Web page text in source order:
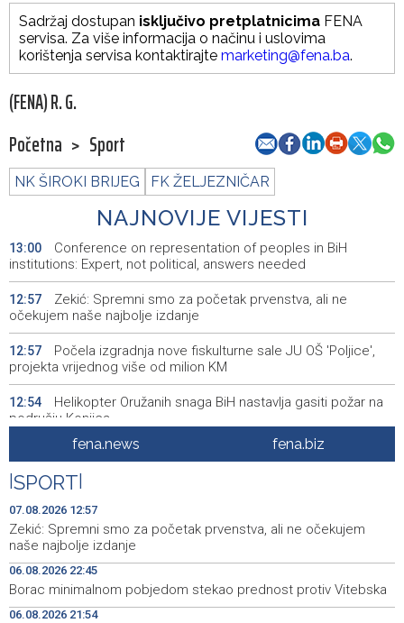
Sadržaj dostupan isključivo pretplatnicima FENA
servisa. Za više informacija o načinu i uslovima
korištenja servisa kontaktirajte marketing@fena.ba.
(FENA) R. G.
Početna > Sport
NK ŠIROKI BRIJEG FK ŽELJEZNIČAR
NAJNOVIJE VIJESTI
13:00
Conference on representation of peoples in BiH
institutions: Expert, not political, answers needed
12:57
Zekić: Spremni smo za početak prvenstva, ali ne
očekujem naše najbolje izdanje
12:57
Počela izgradnja nove fiskulturne sale JU OŠ 'Poljice',
projekta vrijednog više od milion KM
12:54
Helikopter Oružanih snaga BiH nastavlja gasiti požar na
području Konjica
Uhićene dvije osobe zbog provale na benzinsku crpku u
Konjicu
12:47
U BiH u prvih šest mjeseci 2026. manje turističkih
dolazaka, ali više noćenja
Two of 11 protesting Zenica miners forced to leave pit
due to health problems
12:39 Saopćenje za javnost Republikanci BiH
fena.news fena.biz
SPORT
07.08.2026 12:57
Zekić: Spremni smo za početak prvenstva, ali ne očekujem
naše najbolje izdanje
06.08.2026 22:45
Borac minimalnom pobjedom stekao prednost protiv Vitebska
06.08.2026 21:54